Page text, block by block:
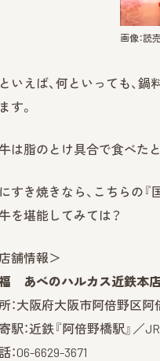
画像：読
いえば、何といっても、
す。
は脂のとけ具合で食べた
すき焼きなら、こちらの『
を堪能してみては？
舗情報＞
あべのハルカス近鉄本
：大阪府大阪市阿倍野区
駅：近鉄『阿倍野橋駅』／
：06-6629-3671